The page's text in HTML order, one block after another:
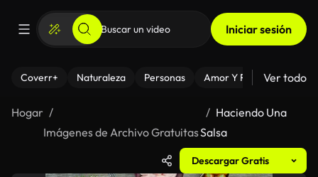
Iniciar sesión
Coverr+ Naturaleza Personas Amor Y Relaciones
Ver todo
Hogar
Imágenes de Archivo Gratuitas
Haciendo Una
Salsa
Descargar Gratis